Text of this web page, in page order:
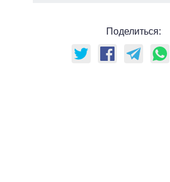
Поделиться: